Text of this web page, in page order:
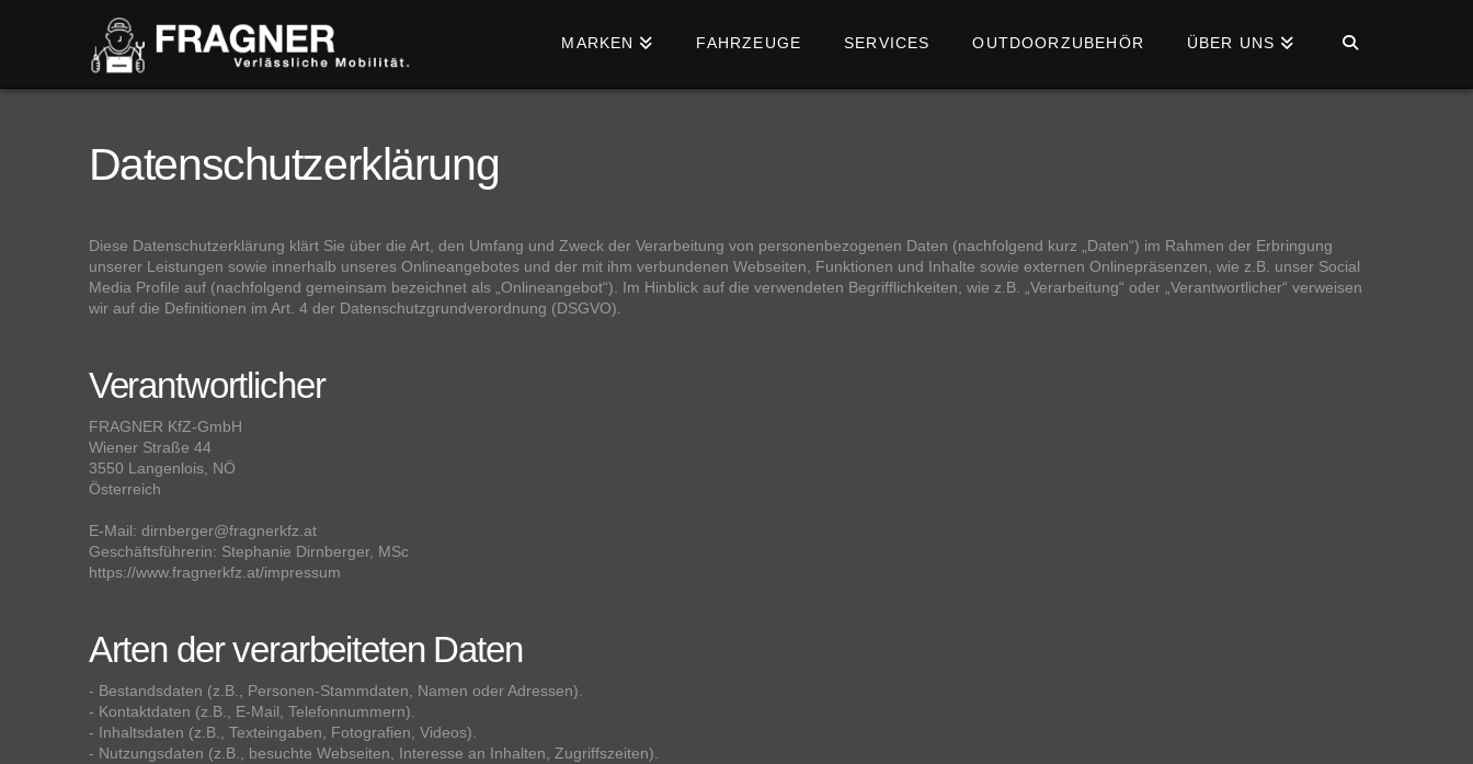
MARKEN FAHRZEUGE SERVICES OUTDOORZUBEHÖR ÜBER UNS
Datenschutzerklärung
Diese Datenschutzerklärung klärt Sie über die Art, den Umfang und Zweck der Verarbeitung von personenbezogenen Daten (nachfolgend kurz „Daten“) im Rahmen der Erbringung
unserer Leistungen sowie innerhalb unseres Onlineangebotes und der mit ihm verbundenen Webseiten, Funktionen und Inhalte sowie externen Onlinepräsenzen, wie z.B. unser Social
Media Profile auf (nachfolgend gemeinsam bezeichnet als „Onlineangebot“). Im Hinblick auf die verwendeten Begrifflichkeiten, wie z.B. „Verarbeitung“ oder „Verantwortlicher“ verweisen
wir auf die Definitionen im Art. 4 der Datenschutzgrundverordnung (DSGVO).
Verantwortlicher
FRAGNER KfZ-GmbH
Wiener Straße 44
3550 Langenlois, NÖ
Österreich
E-Mail: dirnberger@fragnerkfz.at
Geschäftsführerin: Stephanie Dirnberger, MSc
https://www.fragnerkfz.at/impressum
Arten der verarbeiteten Daten
- Bestandsdaten (z.B., Personen-Stammdaten, Namen oder Adressen).
- Kontaktdaten (z.B., E-Mail, Telefonnummern).
- Inhaltsdaten (z.B., Texteingaben, Fotografien, Videos).
- Nutzungsdaten (z.B., besuchte Webseiten, Interesse an Inhalten, Zugriffszeiten).